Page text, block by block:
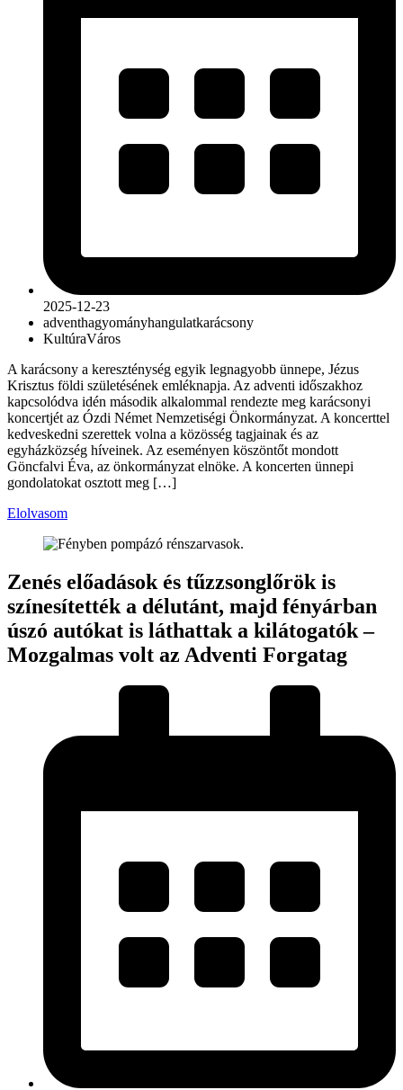
2025-12-23
adventhagyományhangulatkarácsony
KultúraVáros
A karácsony a kereszténység egyik legnagyobb ünnepe, Jézus
Krisztus földi születésének emléknapja. Az adventi időszakhoz
kapcsolódva idén második alkalommal rendezte meg karácsonyi
koncertjét az Ózdi Német Nemzetiségi Önkormányzat. A koncerttel
kedveskedni szerettek volna a közösség tagjainak és az
egyházközség híveinek. Az eseményen köszöntőt mondott
Göncfalvi Éva, az önkormányzat elnöke. A koncerten ünnepi
gondolatokat osztott meg […]
Elolvasom
Zenés előadások és tűzzsonglőrök is
színesítették a délutánt, majd fényárban
úszó autókat is láthattak a kilátogatók –
Mozgalmas volt az Adventi Forgatag